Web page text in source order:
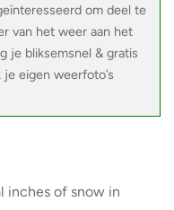
om deel te
van het weer aan het
je bliksemsnel & gratis
eigen weerfoto’s
inches of snow in